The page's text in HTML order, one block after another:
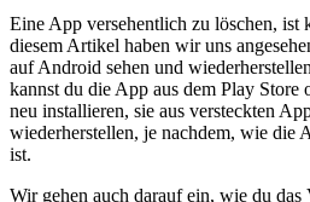
Eine App versehentlich zu löschen, ist
diesem Artikel haben wir uns
auf Android sehen und
kannst du die App aus dem Play
neu installieren, sie aus versteckten
wiederherstellen, je nachdem, wie die
ist.
Wir gehen auch darauf ein, wie du